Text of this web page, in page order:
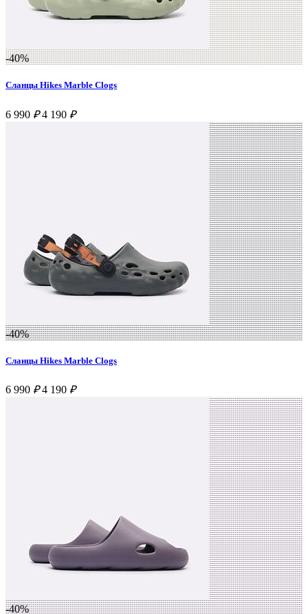
-40%
Сланцы Hikes Marble Clogs
6 990 ₽ 4 190 ₽
-40%
Сланцы Hikes Marble Clogs
6 990 ₽ 4 190 ₽
-40%